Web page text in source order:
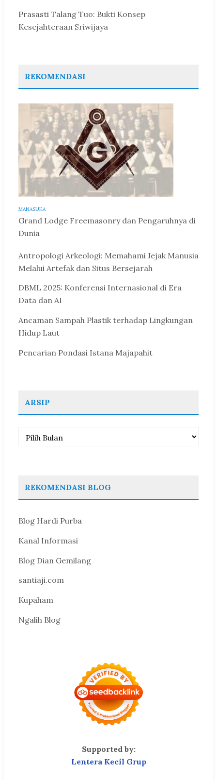
Prasasti Talang Tuo: Bukti Konsep
Kesejahteraan Sriwijaya
REKOMENDASI
MANASUKA
Grand Lodge Freemasonry dan Pengaruhnya di
Dunia
Antropologi Arkeologi: Memahami Jejak Manusia
Melalui Artefak dan Situs Bersejarah
DBML 2025: Konferensi Internasional di Era
Data dan AI
Ancaman Sampah Plastik terhadap Lingkungan
Hidup Laut
Pencarian Pondasi Istana Majapahit
ARSIP
Arsip
REKOMENDASI BLOG
Blog Hardi Purba
Kanal Informasi
Blog Dian Gemilang
santiaji.com
Kupaham
Ngalih Blog
Supported by:
Lentera Kecil Grup